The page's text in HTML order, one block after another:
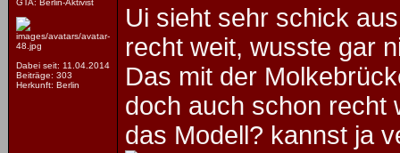
GTA: Berlin-Aktivist
Dabei seit: 11.04.2014
Beiträge: 303
Herkunft: Berlin
Ui sieht sehr schick
recht weit, wusste gar
Das mit der
doch auch schon recht
das Modell? kannst ja